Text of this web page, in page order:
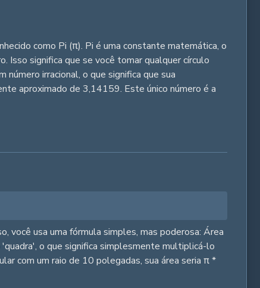
como Pi (π). Pi é uma constante matemática, o
Isso significa que se você tomar qualquer círculo
irracional, o que significa que sua
aproximado de 3,14159. Este único número é a
você usa uma fórmula simples, mas poderosa: Área
o que significa simplesmente multiplicá-lo
com um raio de 10 polegadas, sua área seria π *